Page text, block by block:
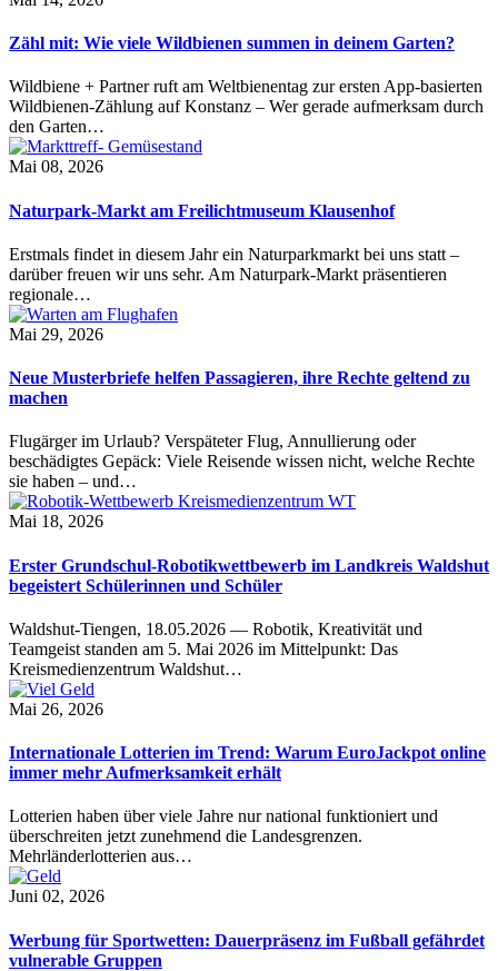
Zähl mit: Wie viele Wildbienen summen in deinem Garten?
Wildbiene + Partner ruft am Weltbienentag zur ersten App-basierten
Wildbienen-Zählung auf Konstanz – Wer gerade aufmerksam durch
den Garten…
Mai 08, 2026
Naturpark-Markt am Freilichtmuseum Klausenhof
Erstmals findet in diesem Jahr ein Naturparkmarkt bei uns statt –
darüber freuen wir uns sehr. Am Naturpark-Markt präsentieren
regionale…
Mai 29, 2026
Neue Musterbriefe helfen Passagieren, ihre Rechte geltend zu
machen
Flugärger im Urlaub? Verspäteter Flug, Annullierung oder
beschädigtes Gepäck: Viele Reisende wissen nicht, welche Rechte
sie haben – und…
Mai 18, 2026
Erster Grundschul-Robotikwettbewerb im Landkreis Waldshut
begeistert Schülerinnen und Schüler
Waldshut-Tiengen, 18.05.2026 — Robotik, Kreativität und
Teamgeist standen am 5. Mai 2026 im Mittelpunkt: Das
Kreismedienzentrum Waldshut…
Mai 26, 2026
Internationale Lotterien im Trend: Warum EuroJackpot online
immer mehr Aufmerksamkeit erhält
Lotterien haben über viele Jahre nur national funktioniert und
überschreiten jetzt zunehmend die Landesgrenzen.
Mehrländerlotterien aus…
Juni 02, 2026
Werbung für Sportwetten: Dauerpräsenz im Fußball gefährdet
vulnerable Gruppen